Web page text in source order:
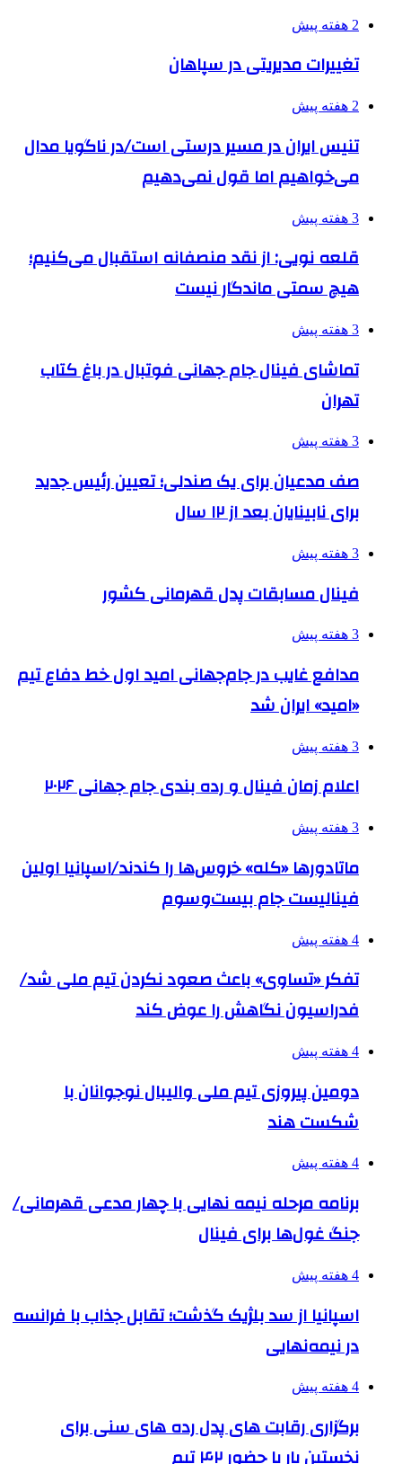
2 هفته پیش
تغییرات مدیریتی در سپاهان
2 هفته پیش
تنیس ایران در مسیر درستی است/در ناگویا مدال
می‌خواهیم اما قول نمی‌دهیم
3 هفته پیش
قلعه نویی: از نقد منصفانه استقبال می‌کنیم؛
هیچ سمتی ماندگار نیست
3 هفته پیش
تماشای فینال جام جهانی فوتبال در باغ کتاب
تهران
3 هفته پیش
صف مدعیان برای یک صندلی؛ تعیین رئیس جدید
برای نابینایان بعد از ۱۲ سال
3 هفته پیش
فینال مسابقات پدل قهرمانی کشور
3 هفته پیش
مدافع غایب در جام‌جهانی امید اول خط دفاع تیم
«امید» ایران شد
3 هفته پیش
اعلام زمان فینال و رده بندی جام جهانی ۲۰۲۶
3 هفته پیش
ماتادورها «کله» خروس‌ها را کندند/اسپانیا اولین
فینالیست جام بیست‌وسوم
4 هفته پیش
تفکر «تساوی» باعث صعود نکردن تیم ملی شد/
فدراسیون نگاهش را عوض کند
4 هفته پیش
دومین پیروزی تیم ملی والیبال نوجوانان با
شکست هند
4 هفته پیش
برنامه مرحله نیمه نهایی با چهار مدعی قهرمانی/
جنگ غول‌ها برای فینال
4 هفته پیش
اسپانیا از سد بلژیک گذشت؛ تقابل جذاب با فرانسه
در نیمه‌نهایی
4 هفته پیش
برگزاری رقابت های پدل رده های سنی برای
نخستین بار با حضور ۴۲ تیم